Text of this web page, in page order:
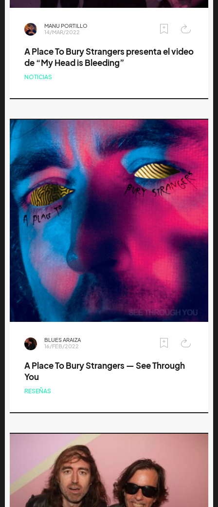
MANU PORTILLO
14/MAR/2022
A Place To Bury Strangers presenta el video
de “My Head is Bleeding”
NOTICIAS
BLUES ARAIZA
16/FEB/2022
A Place To Bury Strangers — See Through
You
RESEÑAS